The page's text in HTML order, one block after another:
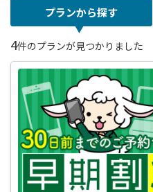
プランから探す
4件のプランが見つかりました